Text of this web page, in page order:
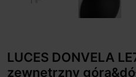
LUCES DONVELA
zewnętrzny